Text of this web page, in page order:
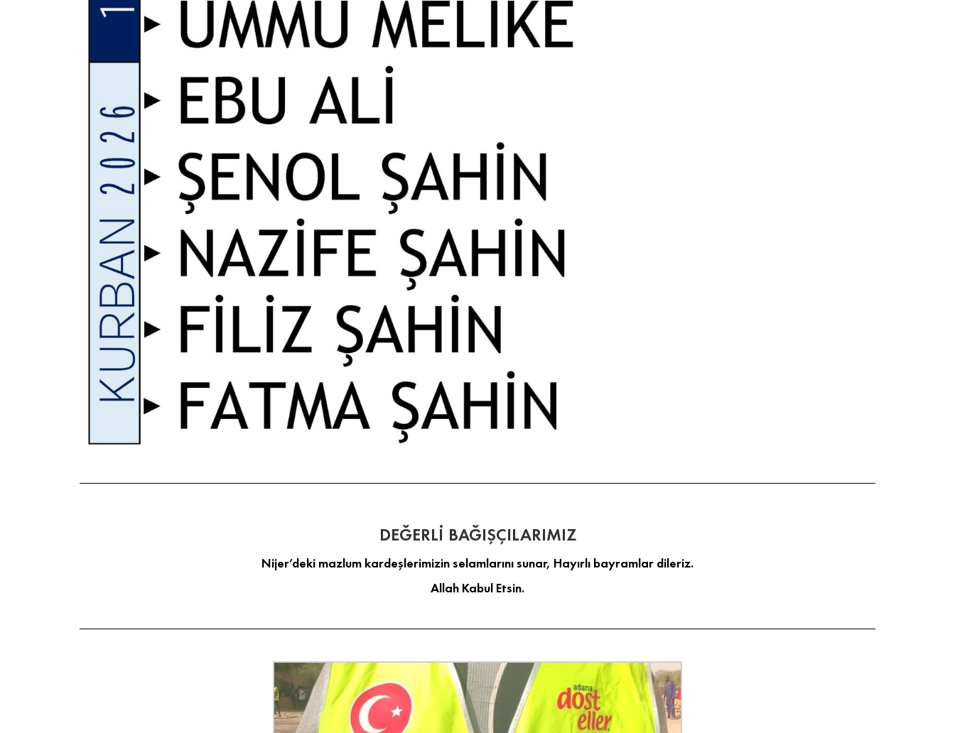
DEĞERLİ BAĞIŞÇILARIMIZ
Nijer’deki mazlum kardeşlerimizin selamlarını sunar, Hayırlı bayramlar dileriz.
Allah Kabul Etsin.